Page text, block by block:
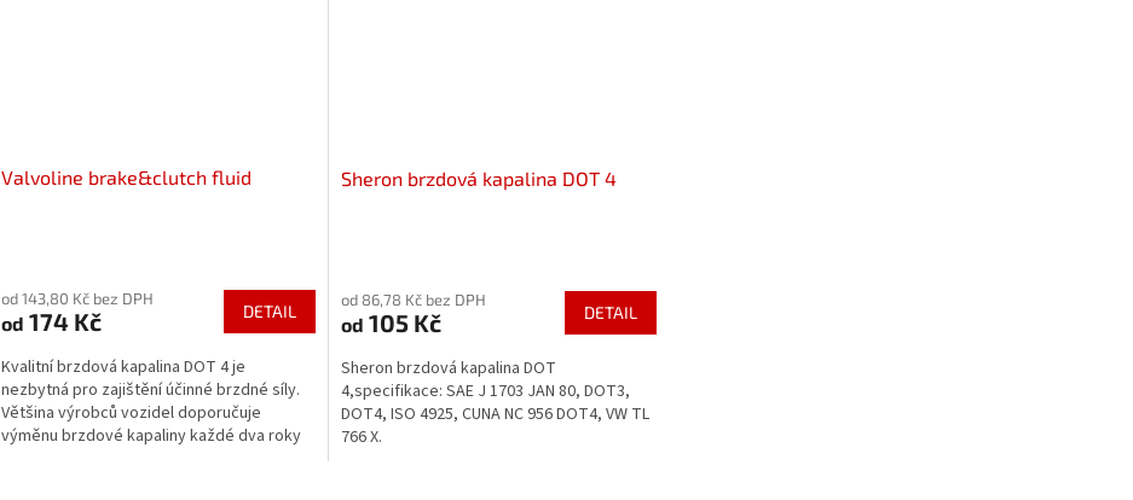
Valvoline brake&clutch fluid
od 143,80 Kč bez DPH
od 174 Kč DETAIL
Kvalitní brzdová kapalina DOT 4 je
nezbytná pro zajištění účinné brzdné síly.
Většina výrobců vozidel doporučuje
výměnu brzdové kapaliny každé dva roky
Sheron brzdová kapalina DOT 4
produktu
je
z
5
hvězdiček.
od 86,78 Kč bez DPH
od 105 Kč DETAIL
Sheron brzdová kapalina DOT
4,specifikace: SAE J 1703 JAN 80, DOT3,
DOT4, ISO 4925, CUNA NC 956 DOT4, VW TL
766 X.